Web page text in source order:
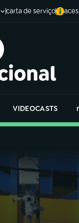
carta de serviço
VIDEOCASTS